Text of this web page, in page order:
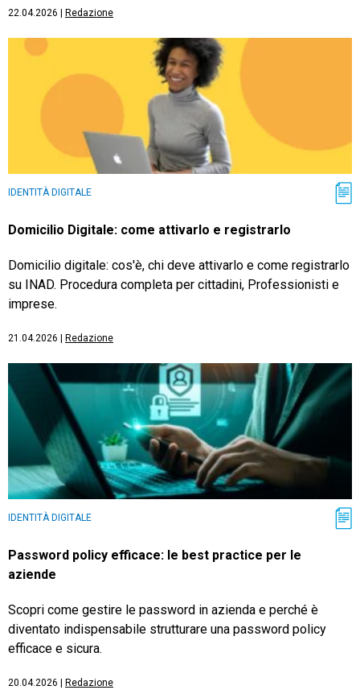
22.04.2026 | Redazione
IDENTITÀ DIGITALE
Domicilio Digitale: come attivarlo e registrarlo
Domicilio digitale: cos'è, chi deve attivarlo e come registrarlo
su INAD. Procedura completa per cittadini, Professionisti e
imprese.
21.04.2026 | Redazione
IDENTITÀ DIGITALE
Password policy efficace: le best practice per le
aziende
Scopri come gestire le password in azienda e perché è
diventato indispensabile strutturare una password policy
efficace e sicura.
20.04.2026 | Redazione